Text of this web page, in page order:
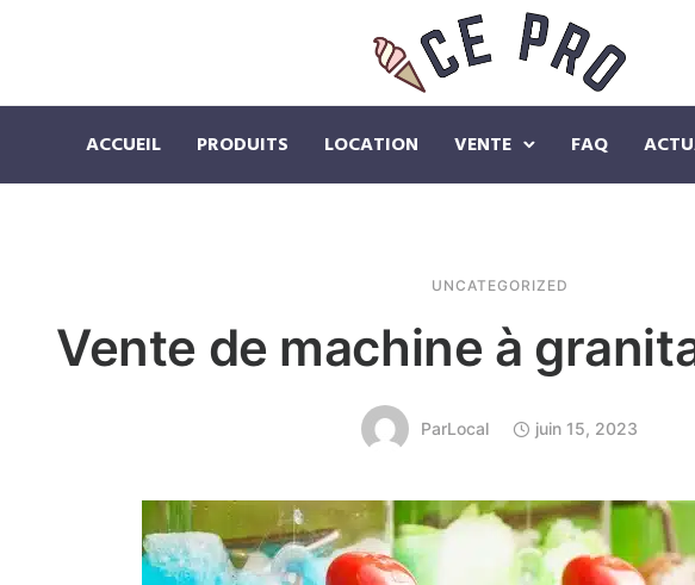
ACCUEIL PRODUITS LOCATION VENTE FAQ
UNCATEGORIZED
Vente de machine à
ParLocal juin 15, 2023